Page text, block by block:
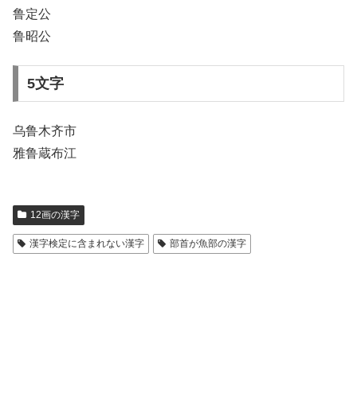
鲁定公
鲁昭公
5文字
乌鲁木齐市
雅鲁蔵布江
12画の漢字
漢字検定に含まれない漢字 部首が魚部の漢字